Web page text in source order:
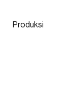
Produksi